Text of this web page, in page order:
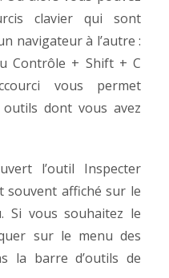
clavier qui sont
navigateur à l’autre :
Contrôle + Shift + C
vous permet
outils dont vous avez
l’outil Inspecter
souvent affiché sur le
Si vous souhaitez le
sur le menu des
la barre d’outils de